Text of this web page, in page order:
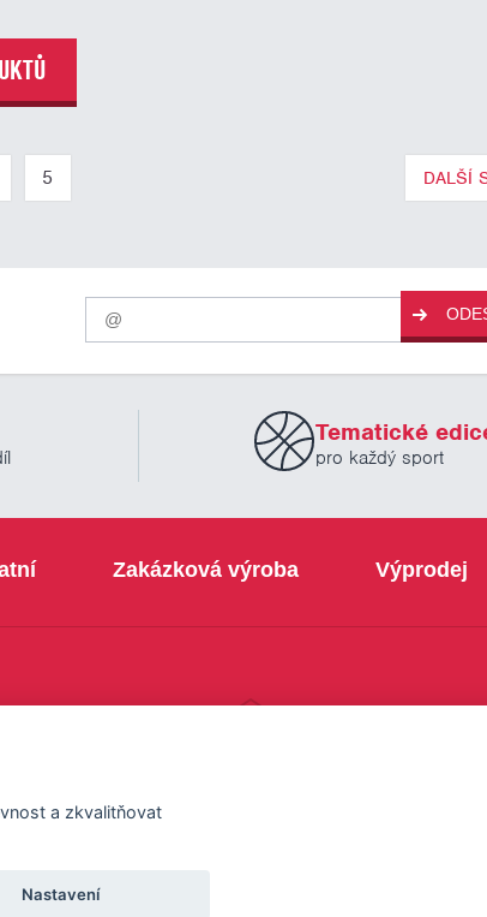
5 DALŠÍ
Pro
odběr
našich
novinek
Tematické
pro každý sport
Zakázková výroba Výprodej
a zkvalitňovat
Nastavení